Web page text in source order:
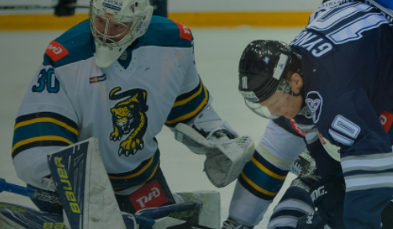
Амур
Барыс
Салават Юлаев
Сибирь